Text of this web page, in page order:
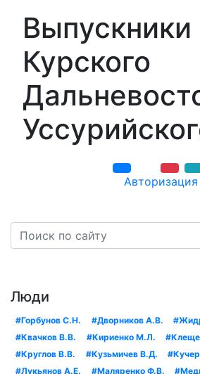
Выпускники
Курского
Авторизация
Люди
#Горбунов С.Н. #Дворников А.В.
#Квачков В.В.
#Кириенко М.Л.
#Круглов В.В.
#Кузьмичев В.Д.
#Лукьянов А.Е.
#Маляренко Ф.В.